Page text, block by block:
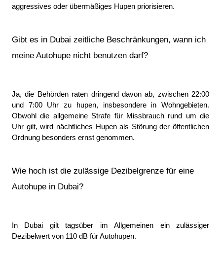
aggressives oder übermäßiges Hupen priorisieren.
Gibt es in Dubai zeitliche Beschränkungen, wann ich
meine Autohupe nicht benutzen darf?
Ja, die Behörden raten dringend davon ab, zwischen 22:00
und 7:00 Uhr zu hupen, insbesondere in Wohngebieten.
Obwohl die allgemeine Strafe für Missbrauch rund um die
Uhr gilt, wird nächtliches Hupen als Störung der öffentlichen
Ordnung besonders ernst genommen.
Wie hoch ist die zulässige Dezibelgrenze für eine
Autohupe in Dubai?
In Dubai gilt tagsüber im Allgemeinen ein zulässiger
Dezibelwert von 110 dB für Autohupen.